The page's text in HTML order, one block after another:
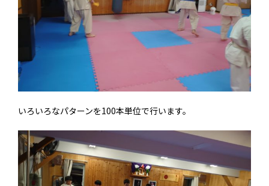
いろいろなパターンを100本単位で行います。